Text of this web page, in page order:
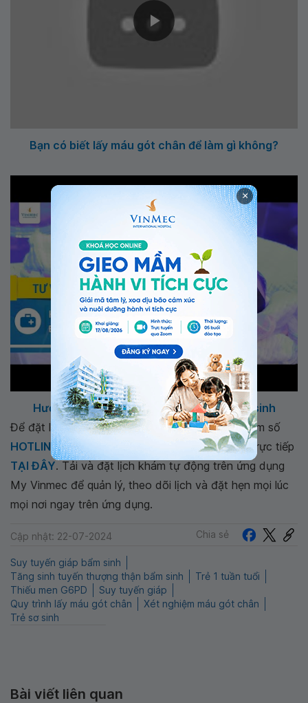
Bạn có biết lấy máu gót chân để làm gì không?
Hướng dẫn chiếu đèn điều trị vàng da sơ sinh
Để đặt lịch khám tại viện, Quý khách vui lòng bấm số
HOTLINE, đặt mua
hoặc đặt lịch trực tiếp
TẠI ĐÂY. Tải và đặt lịch khám tự động trên ứng dụng
My Vinmec để quản lý, theo dõi lịch và đặt hẹn mọi lúc
mọi nơi ngay trên ứng dụng.
Cập nhật: 22-07-2024 Chia sẻ
Suy tuyến giáp bẩm sinh
Tăng sinh tuyến thượng thận bẩm sinh
Trẻ 1 tuần tuổi
Thiếu men G6PD
Suy tuyến giáp
Quy trình lấy máu gót chân
Xét nghiệm máu gót chân
Trẻ sơ sinh
Bài viết liên quan
×